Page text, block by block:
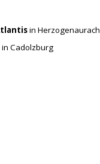
in Herzogenaurach
Cadolzburg